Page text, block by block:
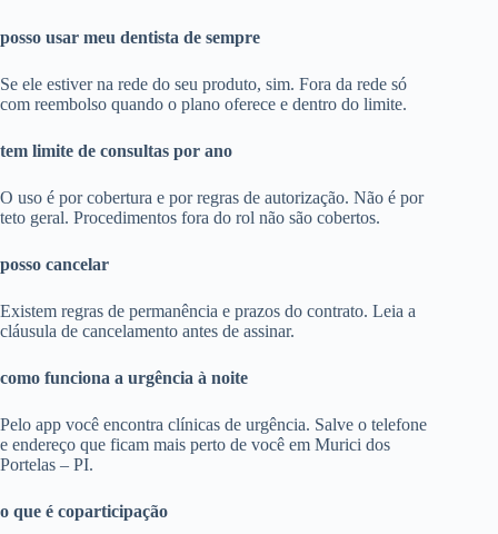
posso usar meu dentista de sempre
Se ele estiver na rede do seu produto, sim. Fora da rede só
com reembolso quando o plano oferece e dentro do limite.
tem limite de consultas por ano
O uso é por cobertura e por regras de autorização. Não é por
teto geral. Procedimentos fora do rol não são cobertos.
posso cancelar
Existem regras de permanência e prazos do contrato. Leia a
cláusula de cancelamento antes de assinar.
como funciona a urgência à noite
Pelo app você encontra clínicas de urgência. Salve o telefone
e endereço que ficam mais perto de você em Murici dos
Portelas – PI.
o que é coparticipação